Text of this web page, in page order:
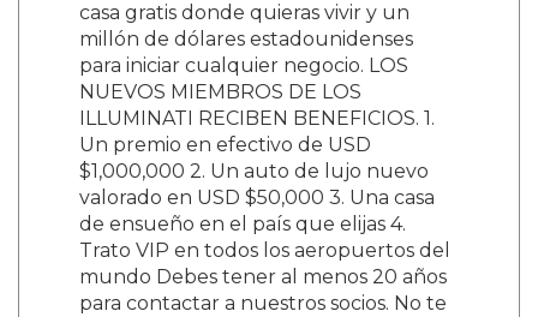
casa gratis donde quieras vivir y un
millón de dólares estadounidenses
para iniciar cualquier negocio. LOS
NUEVOS MIEMBROS DE LOS
ILLUMINATI RECIBEN BENEFICIOS. 1.
Un premio en efectivo de USD
$1,000,000 2. Un auto de lujo nuevo
valorado en USD $50,000 3. Una casa
de ensueño en el país que elijas 4.
Trato VIP en todos los aeropuertos del
mundo Debes tener al menos 20 años
para contactar a nuestros socios. No te